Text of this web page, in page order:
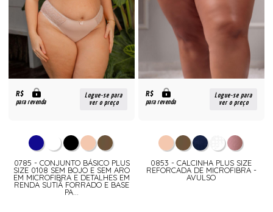
R$
para revenda
Logue-se para
ver o preço
0785 - CONJUNTO BÁSICO PLUS
SIZE 0108 SEM BOJO E SEM ARO
EM MICROFIBRA E DETALHES EM
RENDA SUTIÃ FORRADO E BASE
PA...
R$
para revenda
Logue-se para
ver o preço
0853 - CALCINHA PLUS SIZE
REFORCADA DE MICROFIBRA -
AVULSO